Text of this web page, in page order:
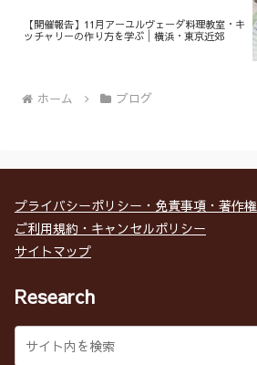
【開催報告】11月アーユルヴェーダ料理教室・キ
ッチャリーの作り方を学ぶ│横浜・東京近郊
ホーム ブログ
プライバシーポリシー・免責事項・著作権
ご利用規約・キャンセルポリシー
サイトマップ
Research